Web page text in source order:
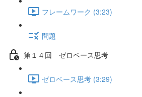
フレームワーク (3:23)
問題
第１４回 ゼロベース思考
ゼロベース思考 (3:29)